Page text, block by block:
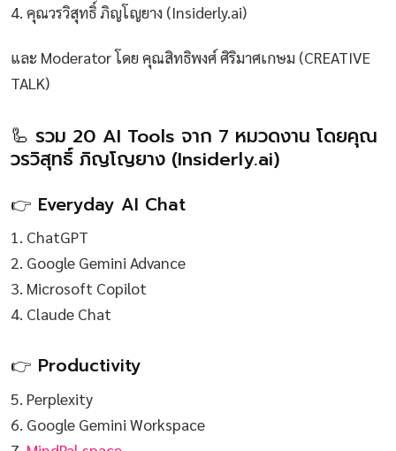
4. คุณวรวิสุทธิ์ ภิญโญยาง (Insiderly.ai)
และ Moderator โดย คุณสิทธิพงศ์ ศิริมาศเกษม (CREATIVE
TALK)
🦾 รวม 20 AI Tools จาก 7 หมวดงาน โดยคุณ
วรวิสุทธิ์ ภิญโญยาง (Insiderly.ai)
👉 Everyday AI Chat
1. ChatGPT
2. Google Gemini Advance
3. Microsoft Copilot
4. Claude Chat
👉 Productivity
5. Perplexity
6. Google Gemini Workspace